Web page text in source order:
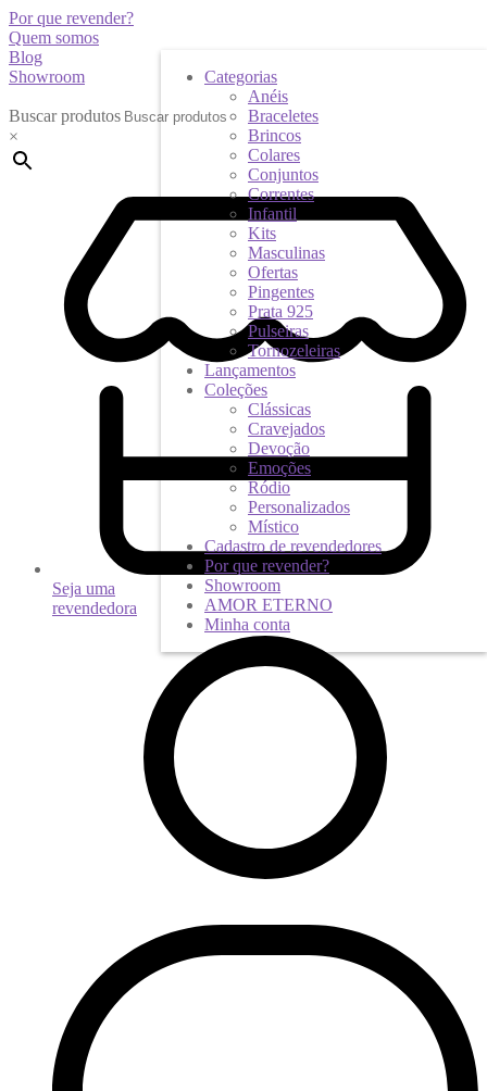
Por que revender?
Quem somos
Blog
Showroom
Buscar produtos
×
Seja uma
revendedora
Categorias
Anéis
Braceletes
Brincos
Colares
Conjuntos
Correntes
Infantil
Kits
Masculinas
Ofertas
Pingentes
Prata 925
Pulseiras
Tornozeleiras
Lançamentos
Coleções
Clássicas
Cravejados
Devoção
Emoções
Ródio
Personalizados
Místico
Cadastro de revendedores
Por que revender?
Showroom
AMOR ETERNO
Minha conta